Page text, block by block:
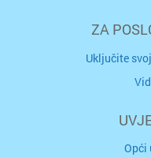
ZA
Uključite
Opći